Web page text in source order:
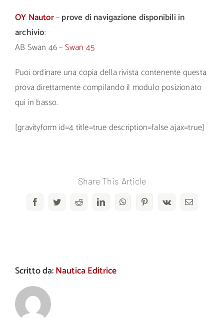
OY Nautor–prove di navigazione disponibili in
archivio:
AB Swan 46 –Swan 45
Puoi ordinare una copia della rivista contenente questa
prova direttamente compilando il modulo posizionato
qui in basso.
[gravityform id=4 title=true description=false ajax=true]
Share This Article
FacebookTwitterRedditLinkedInWhatsAppPinterestVk Email
Scritto da:Nautica Editrice